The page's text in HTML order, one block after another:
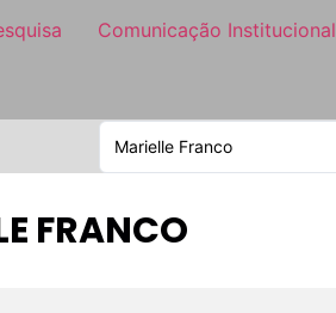
Comunicação Institucional
FRANCO